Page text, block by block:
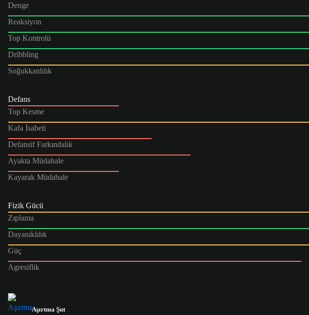
Denge
Reaksiyon
Top Kontrolü
Dribbling
Soğukkanlılık
Defans
Top Kesme
Kafa İsabeti
Defansif Farkındalık
Ayakta Müdahale
Kayarak Müdahale
Fizik Gücü
Zıplama
Dayanıklılık
Güç
Agresiflik
Aşırtma Şut